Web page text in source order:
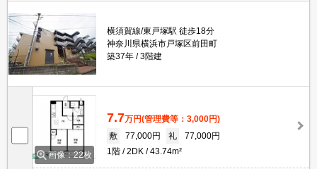
横須賀線/東戸塚駅 徒歩18分
神奈川県横浜市戸塚区前田町
築37年
3階建
画像：22枚
7.7万円(管理費等：3,000円)
敷
77,000円 礼
77,000円
1階
2DK 43.74m²